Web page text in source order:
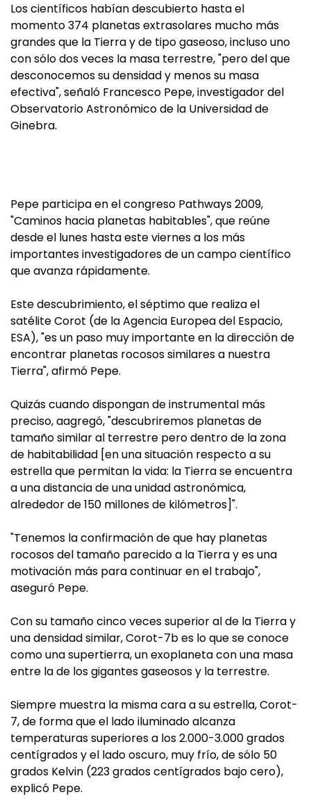
Los científicos habían descubierto hasta el
momento 374 planetas extrasolares mucho más
grandes que la Tierra y de tipo gaseoso, incluso uno
con sólo dos veces la masa terrestre, "pero del que
desconocemos su densidad y menos su masa
efectiva", señaló Francesco Pepe, investigador del
Observatorio Astronómico de la Universidad de
Ginebra.
Pepe participa en el congreso Pathways 2009,
"Caminos hacia planetas habitables", que reúne
desde el lunes hasta este viernes a los más
importantes investigadores de un campo científico
que avanza rápidamente.
Este descubrimiento, el séptimo que realiza el
satélite Corot (de la Agencia Europea del Espacio,
ESA), "es un paso muy importante en la dirección de
encontrar planetas rocosos similares a nuestra
Tierra", afirmó Pepe.
Quizás cuando dispongan de instrumental más
preciso, aagregó, "descubriremos planetas de
tamaño similar al terrestre pero dentro de la zona
de habitabilidad [en una situación respecto a su
estrella que permitan la vida: la Tierra se encuentra
a una distancia de una unidad astronómica,
alrededor de 150 millones de kilómetros]".
"Tenemos la confirmación de que hay planetas
rocosos del tamaño parecido a la Tierra y es una
motivación más para continuar en el trabajo",
aseguró Pepe.
Con su tamaño cinco veces superior al de la Tierra y
una densidad similar, Corot-7b es lo que se conoce
como una supertierra, un exoplaneta con una masa
entre la de los gigantes gaseosos y la terrestre.
Siempre muestra la misma cara a su estrella, Corot-
7, de forma que el lado iluminado alcanza
temperaturas superiores a los 2.000-3.000 grados
centígrados y el lado oscuro, muy frío, de sólo 50
grados Kelvin (223 grados centígrados bajo cero),
explicó Pepe.